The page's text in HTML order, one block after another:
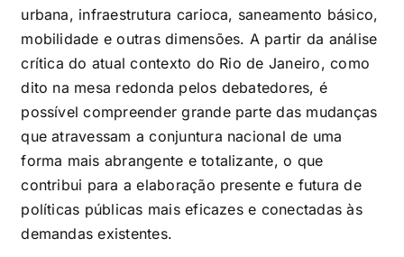
urbana, infraestrutura carioca, saneamento básico,
mobilidade e outras dimensões. A partir da análise
crítica do atual contexto do Rio de Janeiro, como
dito na mesa redonda pelos debatedores, é
possível compreender grande parte das mudanças
que atravessam a conjuntura nacional de uma
forma mais abrangente e totalizante, o que
contribui para a elaboração presente e futura de
políticas públicas mais eficazes e conectadas às
demandas existentes.